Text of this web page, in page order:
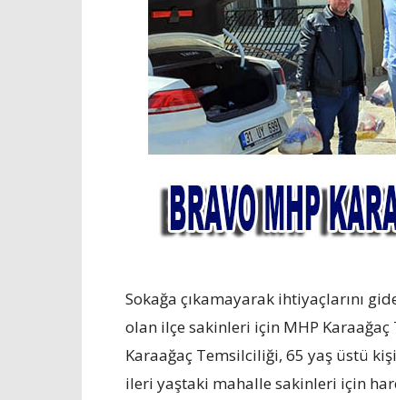
Sokağa çıkamayarak ihtiyaçlarını
olan ilçe sakinleri için MHP
Karaağaç Temsilciliği, 65 yaş üstü
ileri yaştaki mahalle sakinleri için